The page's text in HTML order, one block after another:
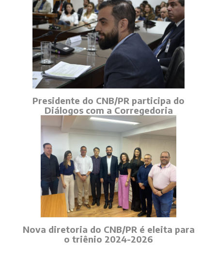
Presidente do CNB/PR participa do
Diálogos com a Corregedoria
Nova diretoria do CNB/PR é eleita para
o triênio 2024-2026